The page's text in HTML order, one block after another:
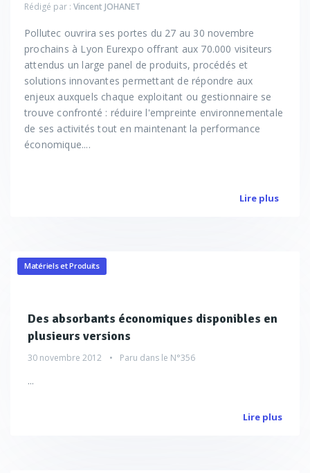
Rédigé par : Vincent JOHANET
Pollutec ouvrira ses portes du 27 au 30 novembre
prochains à Lyon Eurexpo offrant aux 70.000 visiteurs
attendus un large panel de produits, procédés et
solutions innovantes permettant de répondre aux
enjeux auxquels chaque exploitant ou gestionnaire se
trouve confronté : réduire l'empreinte environnementale
de ses activités tout en maintenant la performance
économique....
Lire plus
Matériels et Produits
Des absorbants économiques disponibles en
plusieurs versions
30 novembre 2012 Paru dans le N°356
...
Lire plus